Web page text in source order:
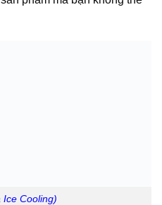
Ice Cooling)